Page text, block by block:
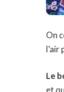
On
Le